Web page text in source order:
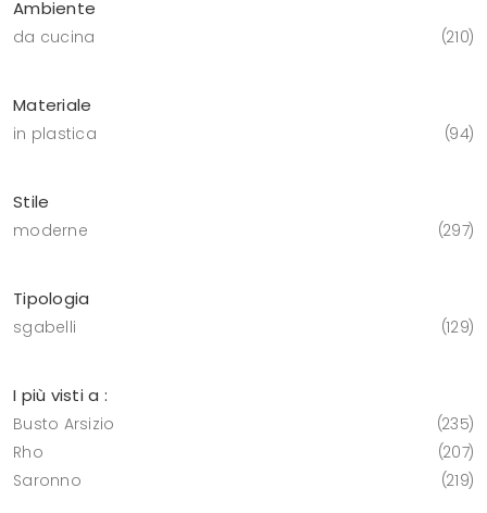
Ambiente
da cucina 210
Materiale
in plastica 94
Stile
moderne 297
Tipologia
sgabelli 129
I più visti a :
Busto Arsizio
235
Rho
207
Saronno
219